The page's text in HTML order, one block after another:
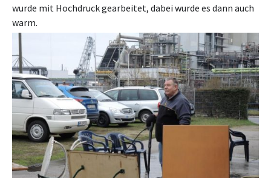
wurde mit Hochdruck gearbeitet, dabei wurde es dann auch
warm.